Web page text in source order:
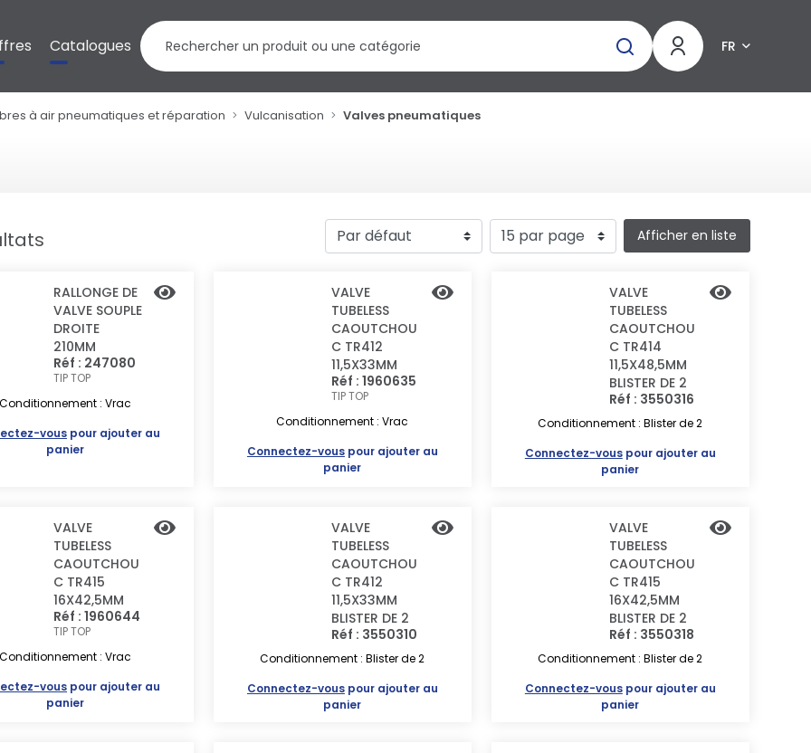
Catalogues FR
à air pneumatiques et réparation Vulcanisation Valves pneumatiques
Afficher en liste
RALLONGE DE
VALVE SOUPLE
DROITE
210MM
Réf : 247080
TIP TOP
: Vrac
vous pour ajouter au
panier
VALVE
TUBELESS
CAOUTCHOU
C TR412
11,5X33MM
Réf : 1960635
TIP TOP
Conditionnement : Vrac
Connectez-vouspour ajouter au
panier
VALVE
TUBELESS
CAOUTCHOU
C TR414
11,5X48,5MM
BLISTER DE 2
Réf : 3550316
Conditionnement : Blister de 2
Connectez-vouspour ajouter au
panier
VALVE
TUBELESS
CAOUTCHOU
C TR415
16X42,5MM
Réf : 1960644
TIP TOP
: Vrac
vous pour ajouter au
panier
VALVE
TUBELESS
CAOUTCHOU
C TR412
11,5X33MM
BLISTER DE 2
Réf : 3550310
Conditionnement : Blister de 2
Connectez-vouspour ajouter au
panier
VALVE
TUBELESS
CAOUTCHOU
C TR415
16X42,5MM
BLISTER DE 2
Réf : 3550318
Conditionnement : Blister de 2
Connectez-vouspour ajouter au
panier